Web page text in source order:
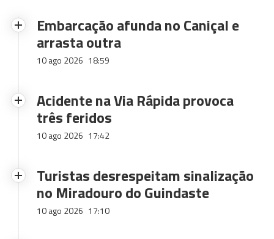
Embarcação afunda no Caniçal e
arrasta outra
10 ago 2026 18:59
Acidente na Via Rápida provoca
três feridos
10 ago 2026 17:42
Turistas desrespeitam sinalização
no Miradouro do Guindaste
10 ago 2026 17:10